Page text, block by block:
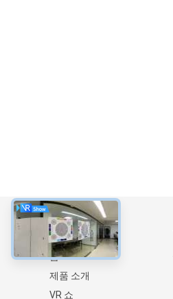
약
홈
제품 소개
VR 쇼